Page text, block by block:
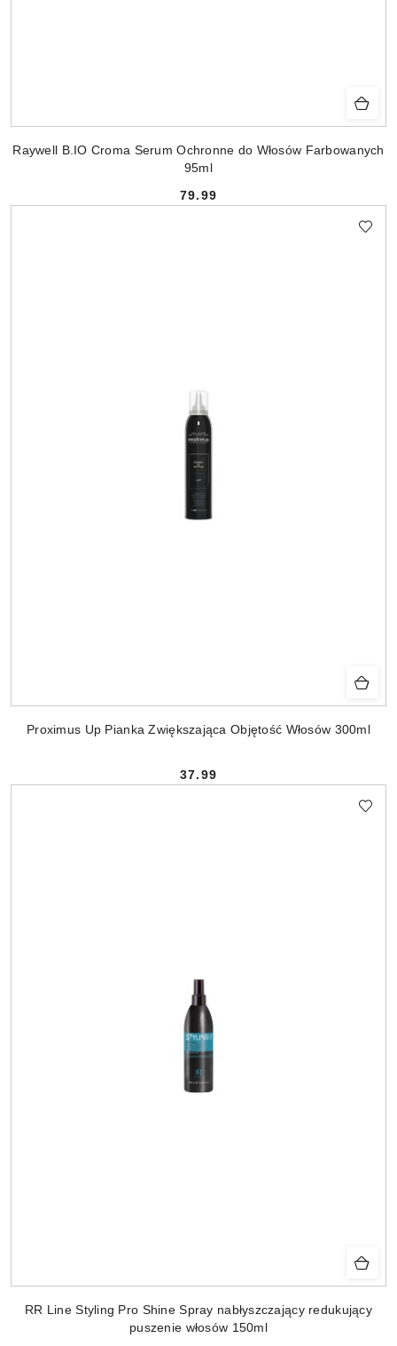
Raywell B.IO Croma Serum Ochronne do Włosów Farbowanych
95ml
Cena:
79.99
Proximus Up Pianka Zwiększająca Objętość Włosów 300ml
Cena:
37.99
RR Line Styling Pro Shine Spray nabłyszczający redukujący
puszenie włosów 150ml